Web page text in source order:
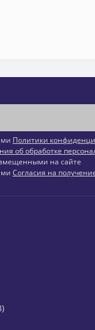
Политики
об обработке
на сайте
Согласия на